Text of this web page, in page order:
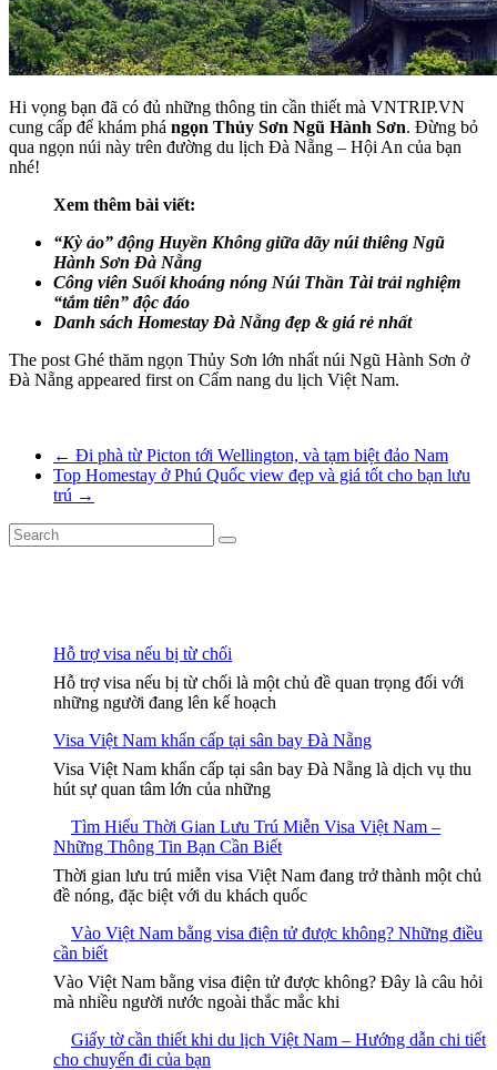
Hi vọng bạn đã có đủ những thông tin cần thiết mà VNTRIP.VN
cung cấp để khám phá ngọn Thủy Sơn Ngũ Hành Sơn. Đừng bỏ
qua ngọn núi này trên đường du lịch Đà Nẵng – Hội An của bạn
nhé!
Xem thêm bài viết:
“Kỳ ảo” động Huyền Không giữa dãy núi thiêng Ngũ
Hành Sơn Đà Nẵng
Công viên Suối khoáng nóng Núi Thần Tài trải nghiệm
“tắm tiên” độc đáo
Danh sách Homestay Đà Nẵng đẹp & giá rẻ nhất
The post Ghé thăm ngọn Thủy Sơn lớn nhất núi Ngũ Hành Sơn ở
Đà Nẵng appeared first on Cẩm nang du lịch Việt Nam.
← Đi phà từ Picton tới Wellington, và tạm biệt đảo Nam
Top Homestay ở Phú Quốc view đẹp và giá tốt cho bạn lưu
trú →
Hỗ trợ visa nếu bị từ chối
Hỗ trợ visa nếu bị từ chối là một chủ đề quan trọng đối với
những người đang lên kế hoạch
Visa Việt Nam khẩn cấp tại sân bay Đà Nẵng
Visa Việt Nam khẩn cấp tại sân bay Đà Nẵng là dịch vụ thu
hút sự quan tâm lớn của những
Tìm Hiểu Thời Gian Lưu Trú Miễn Visa Việt Nam –
Những Thông Tin Bạn Cần Biết
Thời gian lưu trú miễn visa Việt Nam đang trở thành một chủ
đề nóng, đặc biệt với du khách quốc
Vào Việt Nam bằng visa điện tử được không? Những điều
cần biết
Vào Việt Nam bằng visa điện tử được không? Đây là câu hỏi
mà nhiều người nước ngoài thắc mắc khi
Giấy tờ cần thiết khi du lịch Việt Nam – Hướng dẫn chi tiết
cho chuyến đi của bạn